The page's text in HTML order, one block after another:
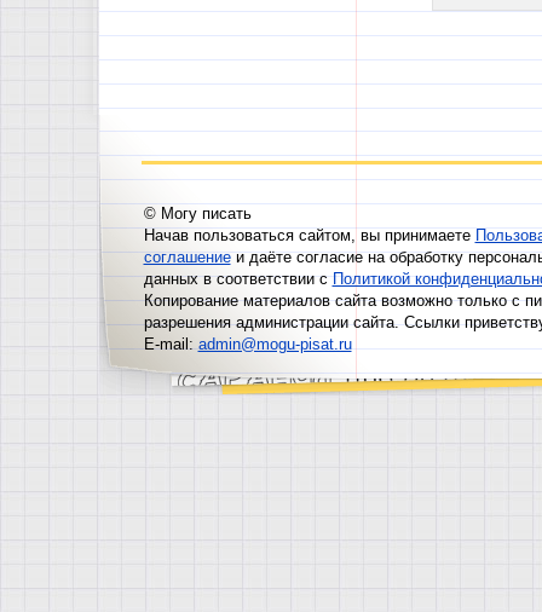
© Могу писать
Начав пользоваться сайтом, вы принимаете
соглашениеи даёте согласие на обработку
данных в соответствии сПолитикой
Копирование материалов сайта возможно только с
разрешения администрации сайта. Ссылки
E-mail:admin@mogu-pisat.ru